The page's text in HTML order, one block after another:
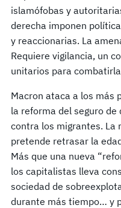
islamófobas y
derecha imponen
y reaccionarias. La
Requiere vigilancia, un
unitarios para
Macron ataca a los más
la reforma del seguro de
contra los migrantes. La
pretende retrasar la
Más que una nueva
los capitalistas lleva
sociedad de
durante más tiempo… y